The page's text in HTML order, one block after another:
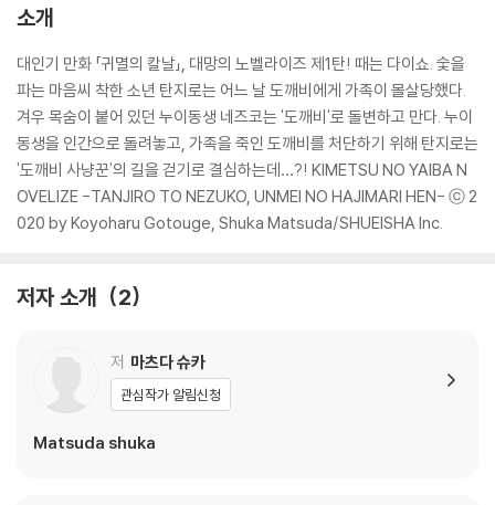
소개
대인기 만화 「귀멸의 칼날」, 대망의 노벨라이즈 제1탄! 때는 다이쇼. 숯을
파는 마음씨 착한 소년 탄지로는 어느 날 도깨비에게 가족이 몰살당했다.
겨우 목숨이 붙어 있던 누이동생 네즈코는 '도깨비'로 돌변하고 만다. 누이
동생을 인간으로 돌려놓고, 가족을 죽인 도깨비를 처단하기 위해 탄지로는
'도깨비 사냥꾼'의 길을 걷기로 결심하는데…?! KIMETSU NO YAIBA N
OVELIZE -TANJIRO TO NEZUKO, UNMEI NO HAJIMARI HEN- ⓒ 2
020 by Koyoharu Gotouge, Shuka Matsuda/SHUEISHA Inc.
저자 소개 2
저 마츠다 슈카
관심작가 알림신청
Matsuda shuka